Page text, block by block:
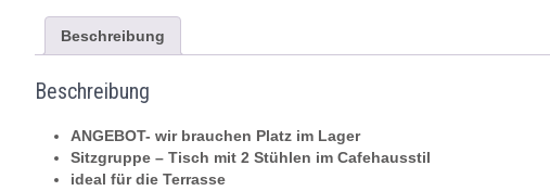
Beschreibung
Beschreibung
ANGEBOT- wir brauchen Platz im Lager
Sitzgruppe – Tisch mit 2 Stühlen im Cafehausstil
ideal für die Terrasse